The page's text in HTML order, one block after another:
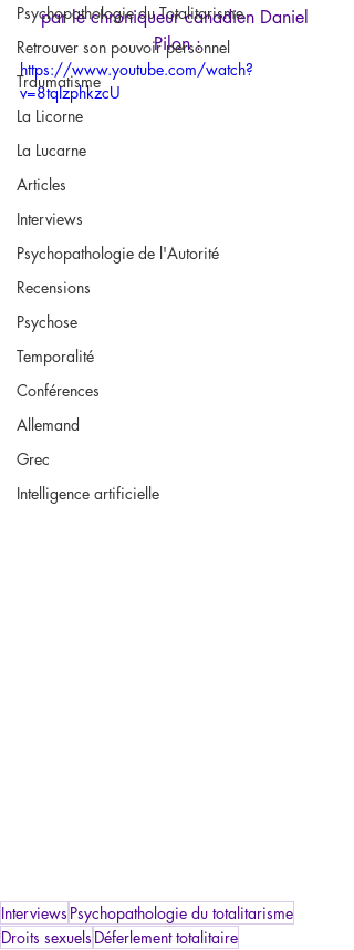
Psychopathologie du Totalitarisme
Retrouver son pouvoir personnel
Traumatisme
La Licorne
La Lucarne
Articles
Interviews
Psychopathologie de l'Autorité
Recensions
Psychose
Temporalité
Conférences
Allemand
Grec
Intelligence artificielle
par le chroniqueur canadien Daniel
Pilon :
https://www.youtube.com/watch?
v=8tqIzphkzcU
Interviews Psychopathologie du totalitarisme
Droits sexuels Déferlement totalitaire